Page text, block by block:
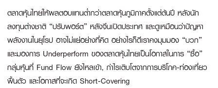
ตลาดหุ้นไทยให้ผลตอบแทนต่ำกว่าตลาดหุ้นภูมิภาคตั้งแต่ต้นปี หลังนัก
ลงทุนต่างชาติ “ปรับพอร์ต” หลังจีนเปิดประเทศ และดูเหมือนว่าปัญหา
พลังงานในยุโรป อาจไม่แย่อย่างที่คิด อย่างไรก็ดีเราคงมุมมอง “บวก”
และมองการ Underperform ของตลาดหุ้นไทยเป็นโอกาสในการ “ซื้อ”
กลุ่มหุ้นที่ Fund Flow ยังไหลเข้า, กำไรเติบโตจากการบริโภค-ท่องเที่ยว
ฟื้นตัว และโอกาสที่จะเกิด Short-Covering